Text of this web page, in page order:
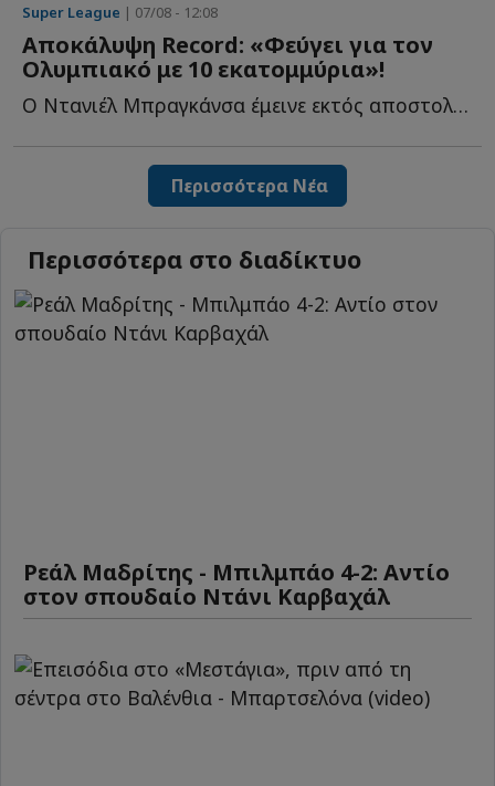
Super League | 07/08 - 12:08
Αποκάλυψη Record: «Φεύγει για τον
Ολυμπιακό με 10 εκατομμύρια»!
Ο Ντανιέλ Μπραγκάνσα έμεινε εκτός αποστολής στο τελευταίο π...
Περισσότερα Νέα
Περισσότερα στο διαδίκτυο
Ρεάλ Μαδρίτης - Μπιλμπάο 4-2: Αντίο
στον σπουδαίο Ντάνι Καρβαχάλ